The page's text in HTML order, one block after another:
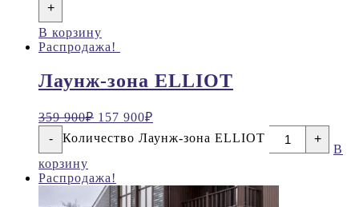
+
В корзину
Распродажа!
Лаунж-зона ELLIOT
359 900₽ 157 900₽
-
Количество Лаунж-зона ELLIOT +
В
корзину
Распродажа!